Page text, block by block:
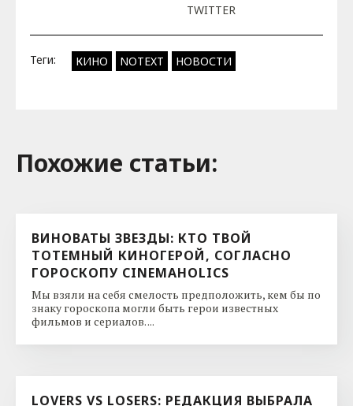
TWITTER
Теги: КИНО NOTEXT НОВОСТИ
Похожие cтатьи:
ВИНОВАТЫ ЗВЕЗДЫ: КТО ТВОЙ
ТОТЕМНЫЙ КИНОГЕРОЙ, СОГЛАСНО
ГОРОСКОПУ CINEMAHOLICS
Мы взяли на себя смелость предположить, кем бы по
знаку гороскопа могли быть герои известных
фильмов и сериалов. ...
LOVERS VS LOSERS: РЕДАКЦИЯ ВЫБРАЛА